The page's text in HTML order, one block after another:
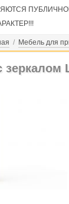
/ Мебель для